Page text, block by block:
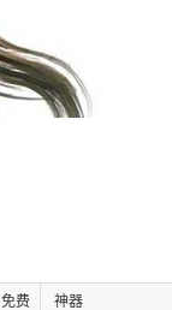
免费 神器